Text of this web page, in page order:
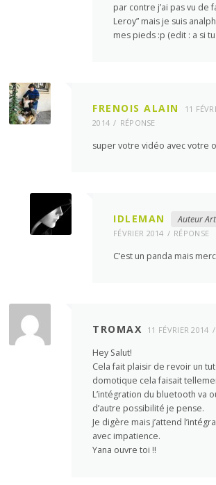
par contre j’ai pas vu de
Leroy” mais je suis
mes pieds :p (edit : a si
FRENOIS ALAIN
11
2014
RÉPONSE
super votre vidéo avec votre
IDLEMAN Auteur
FÉVRIER 2014
RÉPONSE
C’est un panda mais
TROMAX 11 FÉVRIER 2014
Hey Salut!
Cela fait plaisir de revoir un
domotique cela faisait
L’intégration du bluetooth va
d’autre possibilité je pense.
Je digère mais j’attend
avec impatience.
Yana ouvre toi !!